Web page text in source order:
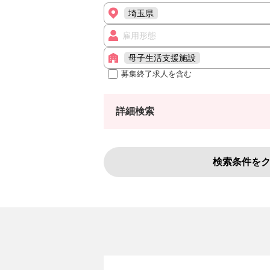
埼玉県
雇用形態
母子生活支援施設
募集終了求人を含む
詳細検索
検索条件を